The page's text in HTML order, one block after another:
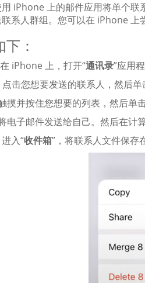
iPhone 上的邮件应用将单个联
系人群组。您可以在 iPhone 上
：
在 iPhone 上，打开“通讯录”应用程
点击您想要发送的联系人，然后单
摸并按住您想要的列表，然后单
电子邮件发送给自己。然后在计
进入“收件箱”，将联系人文件保存